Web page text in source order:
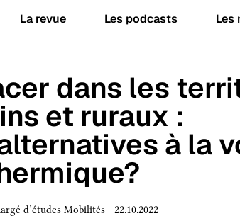
La revue Les podcasts Les
dans les
et ruraux :
à la
d’études Mobilités - 22.10.2022